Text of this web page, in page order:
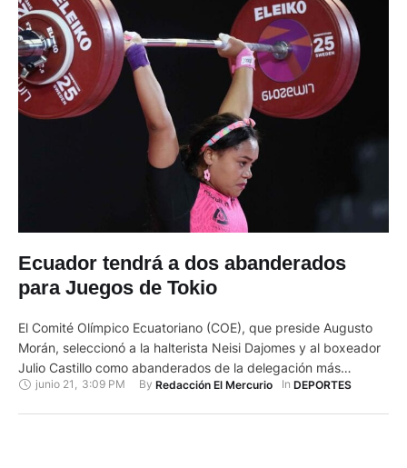
Ecuador tendrá a dos abanderados
para Juegos de Tokio
El Comité Olímpico Ecuatoriano (COE), que preside Augusto
Morán, seleccionó a la halterista Neisi Dajomes y al boxeador
Julio Castillo como abanderados de la delegación más
numerosa de la historia local en Juegos Olímpicos, con 41
junio 21 , 3:09 PM By Redacción El Mercurio In DEPORTES